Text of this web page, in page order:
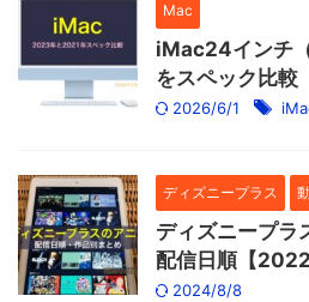
Mac
iMac24インチ
をスペック比較
2026/6/1
ディズニープラス
ディズニープラ
配信日順【2022
2024/8/8